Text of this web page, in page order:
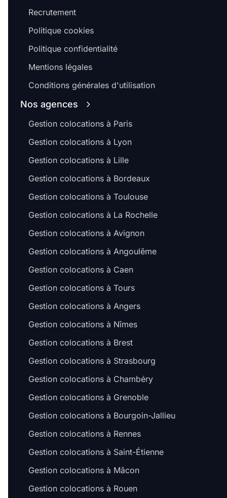
Recrutement
Politique cookies
Politique confidentialité
Mentions légales
Conditions générales d'utilisation
Nos agences
Gestion colocations à Paris
Gestion colocations à Lyon
Gestion colocations à Lille
Gestion colocations à Bordeaux
Gestion colocations à Toulouse
Gestion colocations à La Rochelle
Gestion colocations à Avignon
Gestion colocations à Angoulême
Gestion colocations à Caen
Gestion colocations à Tours
Gestion colocations à Angers
Gestion colocations à Nîmes
Gestion colocations à Brest
Gestion colocations à Strasbourg
Gestion colocations à Chambéry
Gestion colocations à Grenoble
Gestion colocations à Bourgoin-Jallieu
Gestion colocations à Rennes
Gestion colocations à Saint-Étienne
Gestion colocations à Mâcon
Gestion colocations à Rouen